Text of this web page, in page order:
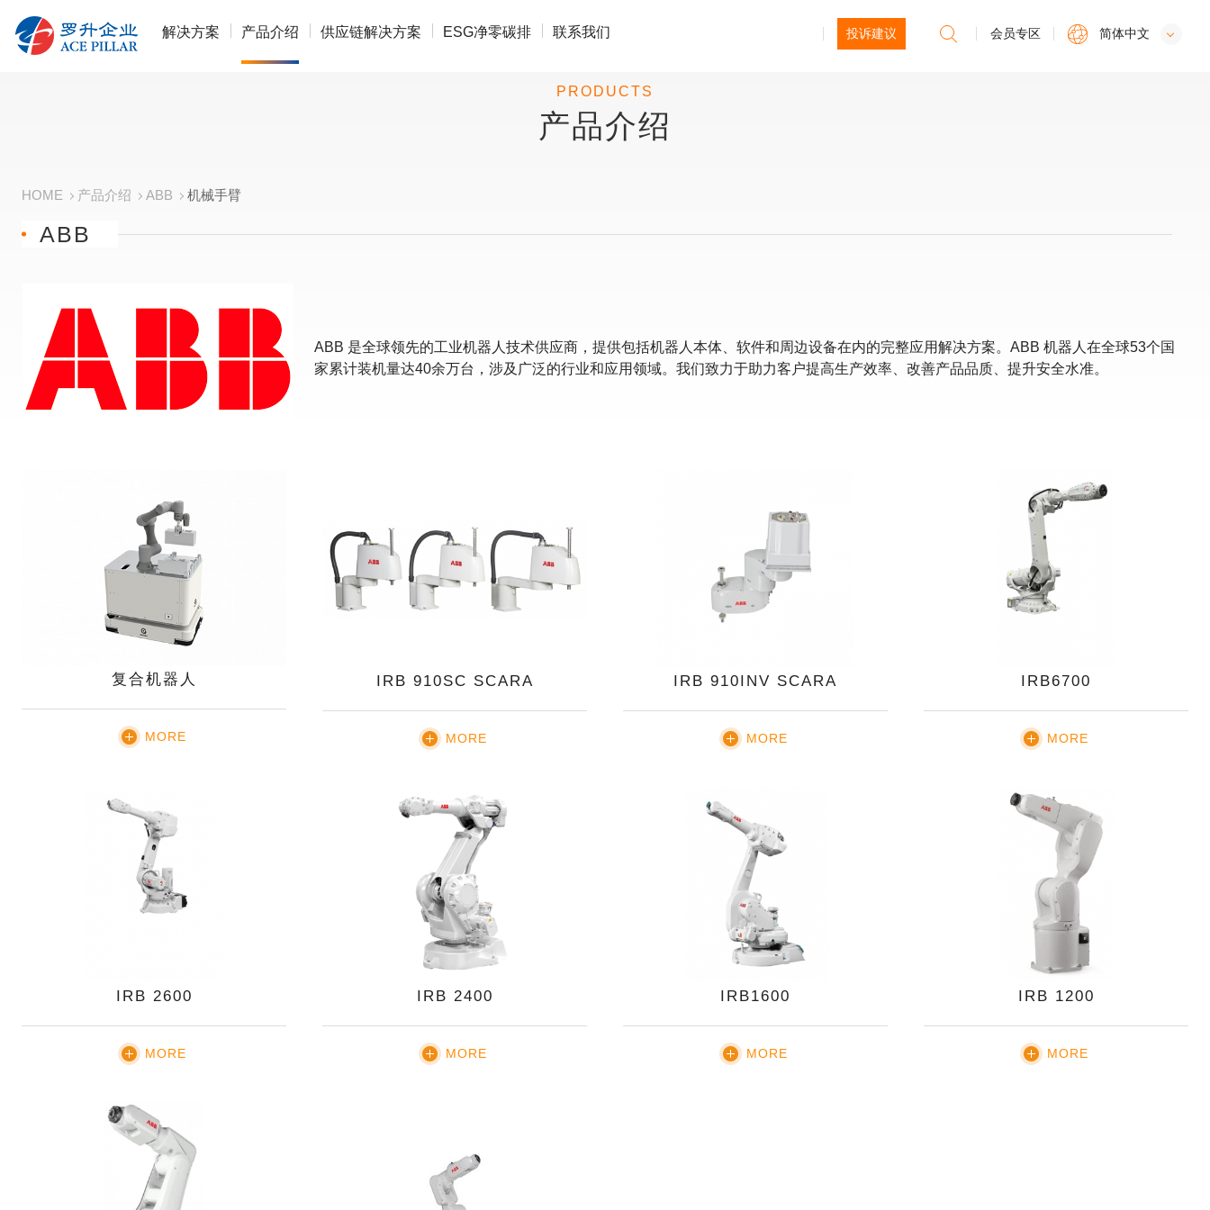
解决方案 产品介绍 供应链解决方案 ESG净零碳排 联系我们 投诉建议 会员专区 简体中文
PRODUCTS
产品介绍
HOME 产品介绍 ABB 机械手臂
ABB
ABB 是全球领先的工业机器人技术供应商，提供包括机器人本体、软件和周边设备在内的完整应用解决方案。ABB 机器人在全球53个国
家累计装机量达40余万台，涉及广泛的行业和应用领域。我们致力于助力客户提高生产效率、改善产品品质、提升安全水准。
复合机器人
MORE
IRB 910SC SCARA
MORE
IRB 910INV SCARA
MORE
IRB6700
MORE
IRB 2600
MORE
IRB 2400
MORE
IRB1600
MORE
IRB 1200
MORE